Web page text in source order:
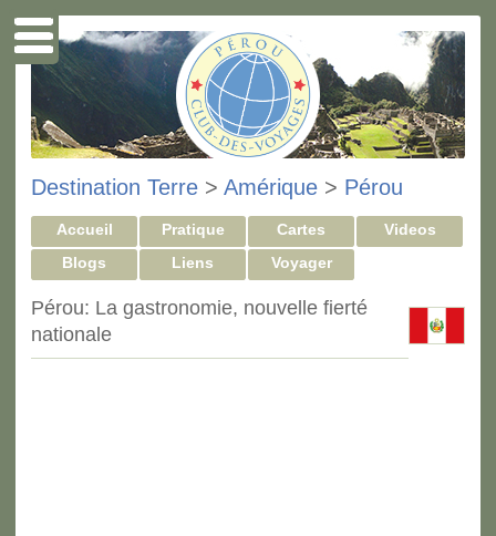
Destination Terre > Amérique > Pérou
Accueil Pratique Cartes
Videos
Blogs
Liens Voyager
Pérou: La gastronomie, nouvelle fierté
nationale